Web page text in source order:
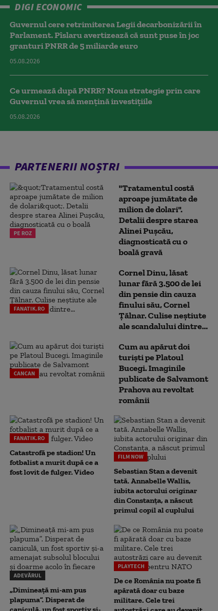
DIGI ECONOMIC
Guvernul cere retrimiterea Legii decarbonizării în
Parlament. Pîslaru avertizează că sunt puse în joc
granturi PNRR de 5 miliarde euro
05.08.2026
Ce urmează după PNRR? Noua strategie prin care
Guvernul vrea să mențină investițiile
05.08.2026
PARTENERII NOȘTRI
PE ROZ
"Tratamentul costă
aproape jumătate de
milion de dolari".
Detalii despre starea
Alinei Pușcău,
diagnosticată cu o
boală gravă
FANATIK.RO
Cornel Dinu, lăsat
lunar fără 3.500 de lei
din pensie din cauza
finului său, Cornel
Țălnar. Culise neștiute
ale scandalului dintre...
CANCAN
Cum au apărut doi
turiști pe Platoul
Bucegi. Imaginile
publicate de Salvamont
Prahova au revoltat
românii
FANATIK.RO
Catastrofă pe stadion! Un
fotbalist a murit după ce a
fost lovit de fulger. Video
FILM NOW
Sebastian Stan a devenit
tată. Annabelle Wallis,
iubita actorului originar
din Constanța, a născut
primul copil al cuplului
ADEVĂRUL
„Dimineață mi-am pus
plapuma”. Disperat de
PLAYTECH
De ce România nu poate fi
apărată doar cu baze
militare. Cele trei